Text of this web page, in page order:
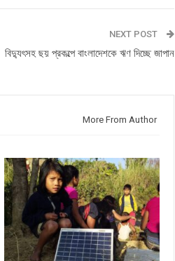
NEXT POST
বিদ্যুৎসহ ছয় প্রকল্পে বাংলাদেশকে ঋণ দিচ্ছে জাপান
More From Author